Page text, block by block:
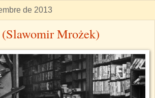
de 2013
Mrożek)